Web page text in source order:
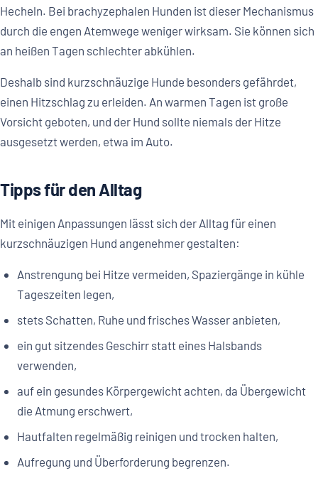
Hecheln. Bei brachyzephalen Hunden ist dieser Mechanismus
durch die engen Atemwege weniger wirksam. Sie können sich
an heißen Tagen schlechter abkühlen.
Deshalb sind kurzschnäuzige Hunde besonders gefährdet,
einen Hitzschlag zu erleiden. An warmen Tagen ist große
Vorsicht geboten, und der Hund sollte niemals der Hitze
ausgesetzt werden, etwa im Auto.
Tipps für den Alltag
Mit einigen Anpassungen lässt sich der Alltag für einen
kurzschnäuzigen Hund angenehmer gestalten:
Anstrengung bei Hitze vermeiden, Spaziergänge in kühle
Tageszeiten legen,
stets Schatten, Ruhe und frisches Wasser anbieten,
ein gut sitzendes Geschirr statt eines Halsbands
verwenden,
auf ein gesundes Körpergewicht achten, da Übergewicht
die Atmung erschwert,
Hautfalten regelmäßig reinigen und trocken halten,
Aufregung und Überforderung begrenzen.